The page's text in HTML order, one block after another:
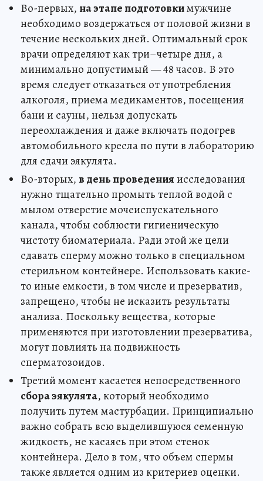
Во-первых, на этапе подготовкимужчине
необходимо воздержаться от половой жизни в
течение нескольких дней. Оптимальный срок
врачи определяют как три–четыре дня, а
минимально допустимый — 48 часов. В это
время следует отказаться от употребления
алкоголя, приема медикаментов, посещения
бани и сауны, нельзя допускать
переохлаждения и даже включать подогрев
автомобильного кресла по пути в лабораторию
для сдачи эякулята.
Во-вторых,в день проведения исследования
нужно тщательно промыть теплой водой с
мылом отверстие мочеиспускательного
канала, чтобы соблюсти гигиеническую
чистоту биоматериала. Ради этой же цели
сдавать сперму можно только в специальном
стерильном контейнере. Использовать какие-
то иные емкости, в том числе и презерватив,
запрещено, чтобы не исказить результаты
анализа. Поскольку вещества, которые
применяются при изготовлении презерватива,
могут повлиять на подвижность
сперматозоидов.
Третий момент касается непосредственного
сбора эякулята, который необходимо
получить путем мастурбации. Принципиально
важно собрать всю выделившуюся семенную
жидкость, не касаясь при этом стенок
контейнера. Дело в том, что объем спермы
также является одним из критериев оценки.